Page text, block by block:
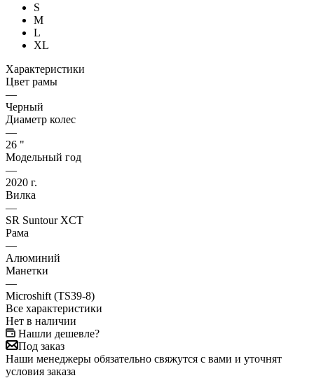
S
M
L
XL
Характеристики
Цвет рамы
—
Черный
Диаметр колес
—
26 "
Модельный год
—
2020 г.
Вилка
—
SR Suntour XCT
Рама
—
Алюминий
Манетки
—
Microshift (TS39-8)
Все характеристики
Нет в наличии
Нашли дешевле?
Под заказ
Наши менеджеры обязательно свяжутся с вами и уточнят
условия заказа